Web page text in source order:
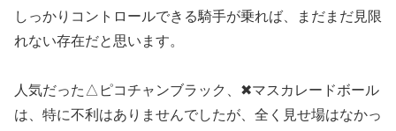
しっかりコントロールできる騎手が乗れば、まだまだ見限
れない存在だと思います。
人気だった△ピコチャンブラック、✖マスカレードボール
は、特に不利はありませんでしたが、全く見せ場はなかっ